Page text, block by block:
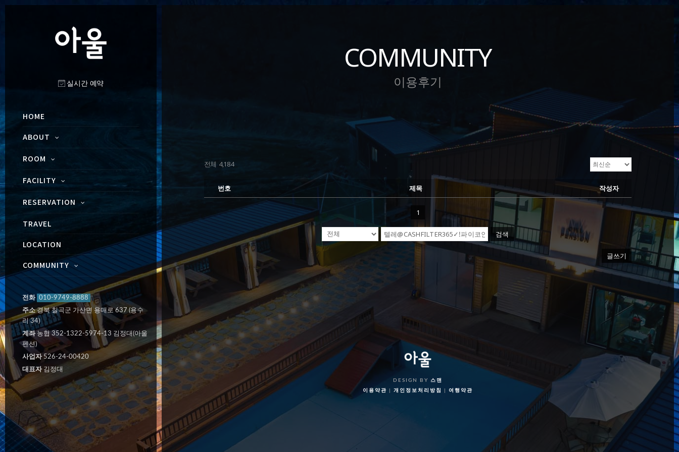
실시간 예약
HOME
ABOUT
ROOM
FACILITY
RESERVATION
TRAVEL
LOCATION
COMMUNITY
전화 010-9749-8888
주소경북 칠곡군 가산면 용매로 637 (용수
리 34)
계좌농협 352-1322-5974-13 김정대(아울
펜션)
사업자526-24-00420
대표자김정대
COMMUNITY
이용후기
전체 4,184
번호 제목 작성자
1
검색
글쓰기
DESIGN BY 스맨
이용약관
개인정보처리방침 여행약관